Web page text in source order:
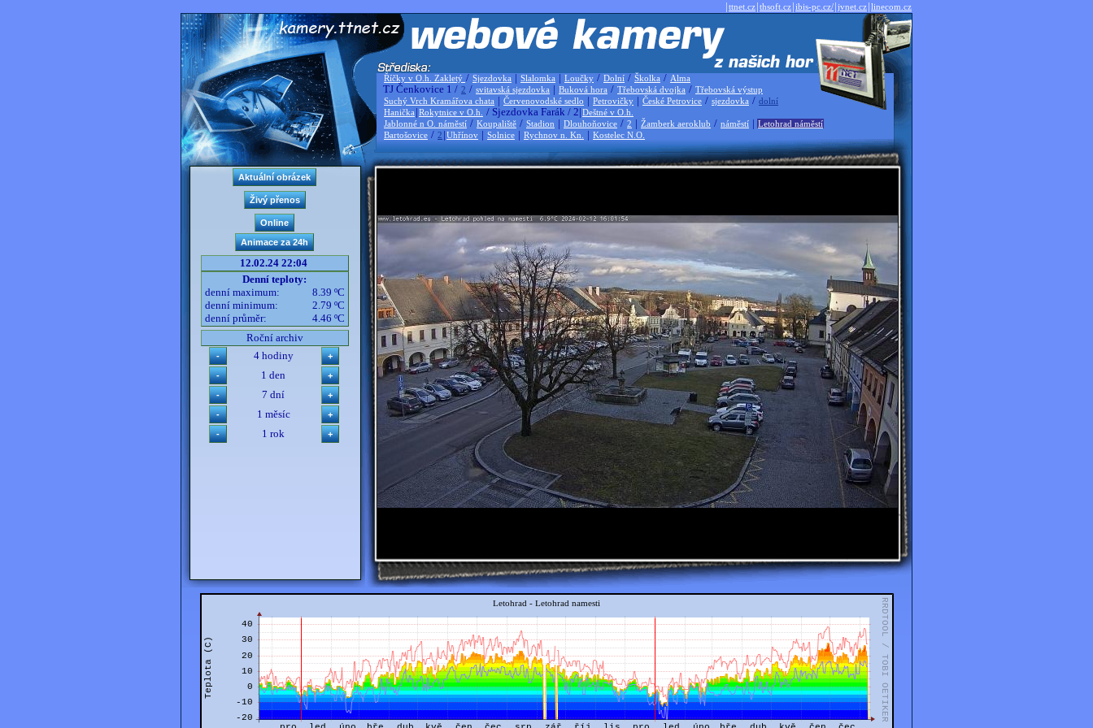
|ttnet.cz|thsoft.cz|ibis-pc.cz/|jvnet.cz|linecom.cz
Říčky v O.h. Zakletý / Sjezdovka | Slalomka | Loučky / Dolní / Školka / Alma
TJ Čenkovice 1 / 2 / svitavská sjezdovka | Buková hora / Třebovská dvojka / Třebovská výstup
Suchý Vrch Kramářova chata | Červenovodské sedlo | Petrovičky | České Petrovice / sjezdovka / dolní
Hanička |Rokytnice v O.h. / Sjezdovka Farák / 2|Deštné v O.h.
Jablonné n O. náměstí / Koupaliště / Stadion | Dlouhoňovice / 2 | Žamberk aeroklub / náměstí | Letohrad náměstí
Bartošovice / 2 |Uhřínov | Solnice | Rychnov n. Kn. | Kostelec N.O.
12.02.24 22:04
Denní teploty:
denní maximum:
8.39 ºC
denní minimum:
2.79 ºC
denní průměr:
4.46 ºC
Roční archiv
4 hodiny
1 den
7 dní
1 měsíc
1 rok